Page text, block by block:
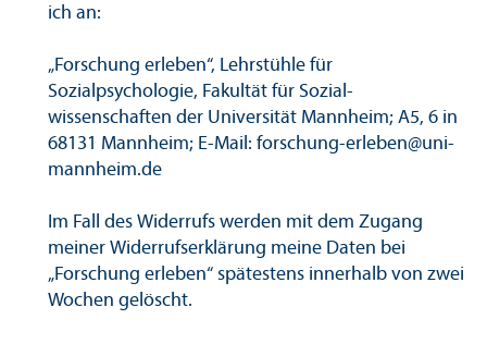
ich an:
„Forschung erleben“, Lehr­stühle für
Sozialpsychologie, Fakultät für Sozial­
wissenschaften der Universität Mannheim; A5, 6 in
68131 Mannheim; E-Mail: forschung-erleben@uni-
mannheim.de
Im Fall des Widerrufs werden mit dem Zugang
meiner Widerrufs­erklärung meine Daten bei
„Forschung erleben“ spätestens innerhalb von zwei
Wochen gelöscht.